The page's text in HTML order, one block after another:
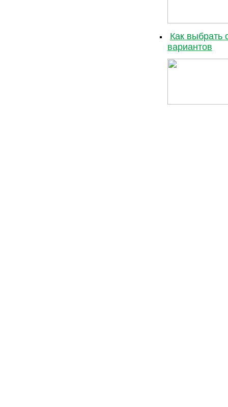
Как выбрать
вариантов